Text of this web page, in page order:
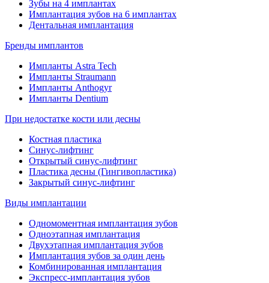
Зубы на 4 имплантах
Имплантация зубов на 6 имплантах
Дентальная имплантация
Бренды имплантов
Импланты Astra Tech
Импланты Straumann
Импланты Anthogyr
Импланты Dentium
При недостатке кости или десны
Костная пластика
Синус-лифтинг
Открытый синус-лифтинг
Пластика десны (Гингивопластика)
Закрытый синус-лифтинг
Виды имплантации
Одномоментная имплантация зубов
Одноэтапная имплантация
Двухэтапная имплантация зубов
Имплантация зубов за один день
Комбинированная имплантация
Экспресс-имплантация зубов